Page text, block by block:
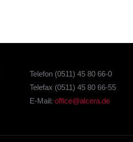
Telefon (0511) 45 80 66-0
Telefax (0511) 45 80 66-55
E-Mail: office@alcera.de